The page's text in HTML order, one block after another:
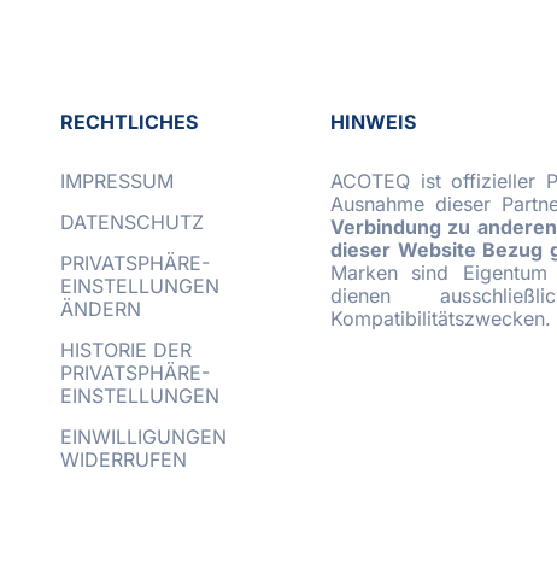
RECHTLICHES
IMPRESSUM
DATENSCHUTZ
PRIVATSPHÄRE-
EINSTELLUNGEN
ÄNDERN
HISTORIE DER
PRIVATSPHÄRE-
EINSTELLUNGEN
EINWILLIGUNGEN
WIDERRUFEN
HINWEIS
ACOTEQ ist offizieller
Ausnahme dieser
Verbindung zu
dieser Website Bezug
Marken sind
dienen
Kompatibilitätszwecken.